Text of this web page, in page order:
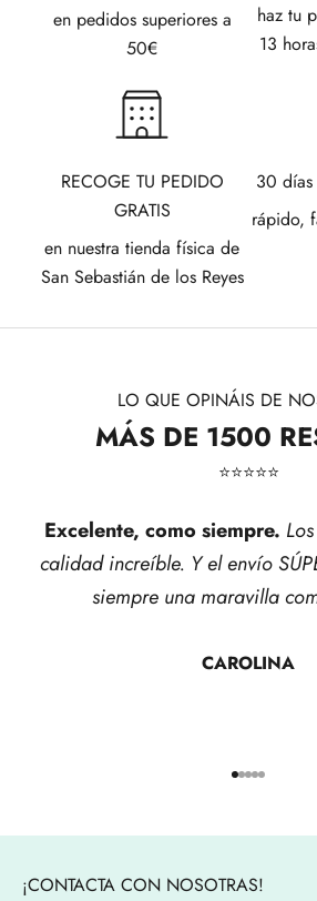
en pedidos superiores a
50€
haz tu
13
RECOGE TU PEDIDO
GRATIS
en nuestra tienda física de
San Sebastián de los Reyes
30
rápido,
LO QUE OPINÁIS DE
MÁS DE 1500
⭐​⭐​⭐​⭐​⭐​
Excelente, como siempre.
calidad increíble. Y el envío
siempre una maravilla
CAROLINA
Ir al artículo
Ir al
Ir al
Ir al
Ir al
¡CONTACTA CON NOSOTRAS!